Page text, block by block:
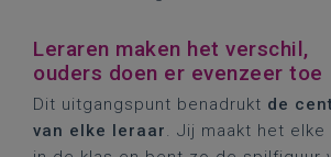
Leraren maken het verschil,
ouders doen er evenzeer toe
Dit uitgangspunt benadrukt de
van elke leraar. Jij maakt het elke